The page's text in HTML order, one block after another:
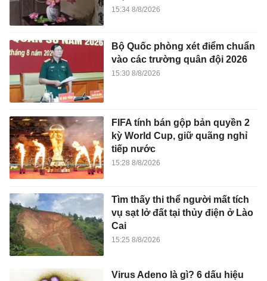
15:34 8/8/2026
Bộ Quốc phòng xét điểm chuẩn
vào các trường quân đội 2026
15:30 8/8/2026
FIFA tính bán gộp bản quyền 2
kỳ World Cup, giữ quãng nghỉ
tiếp nước
15:28 8/8/2026
Tìm thấy thi thể người mất tích
vụ sạt lở đất tại thủy điện ở Lào
Cai
15:25 8/8/2026
Virus Adeno là gì? 6 dấu hiệu